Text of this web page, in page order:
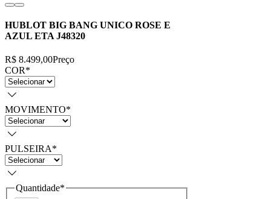
HUBLOT BIG BANG UNICO ROSE E
AZUL ETA J48320
R$ 8.499,00Preço
COR*
MOVIMENTO*
PULSEIRA*
Quantidade*